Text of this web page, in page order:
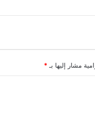
مشار إليها بـ*